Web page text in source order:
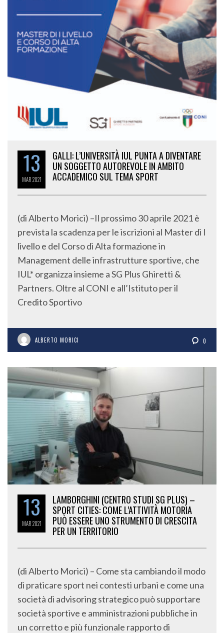
13
MAR2021
GALLI: L’UNIVERSITÀ IUL PUNTA A DIVENTARE
UN SOGGETTO AUTOREVOLE IN AMBITO
ACCADEMICO SUL TEMA SPORT
(di Alberto Morici) –Il prossimo 30 aprile 2021 è
prevista la scadenza per le iscrizioni al Master di I
livello e del Corso di Alta formazione in
Management delle infrastrutture sportive, che
IUL* organizza insieme a SG Plus Ghiretti &
Partners. Oltre al CONI e all’Istituto per il
Credito Sportivo
ALBERTO MORICI 0
13
MAR2021
LAMBORGHINI (CENTRO STUDI SG PLUS) –
SPORT CITIES: COME L’ATTIVITÀ MOTORIA
PUÒ ESSERE UNO STRUMENTO DI CRESCITA
PER UN TERRITORIO
(di Alberto Morici) – Come sta cambiando il modo
di praticare sport nei contesti urbani e come una
società di advisoring strategico può supportare
società sportive e amministrazioni pubbliche in
un corretto e più funzionale rapporto di